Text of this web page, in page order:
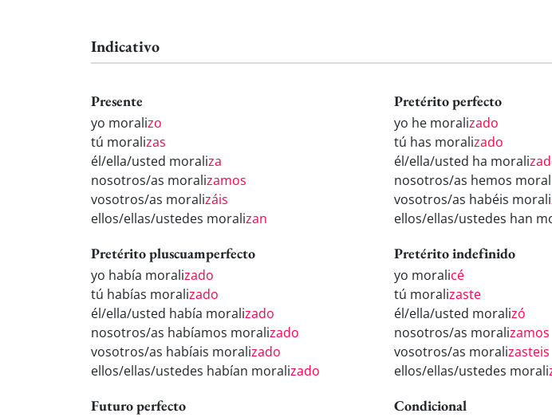
Indicativo
Presente
yo moralizo
tú moralizas
él/ella/usted moraliza
nosotros/as moralizamos
vosotros/as moralizáis
ellos/ellas/ustedes moralizan
Pretérito perfecto
yo he moralizado
tú has moralizado
él/ella/usted ha morali
nosotros/as hemos
vosotros/as habéis morali
ellos/ellas/ustedes han
Pretérito pluscuamperfecto
yo había moralizado
tú habías moralizado
él/ella/usted había moralizado
nosotros/as habíamos moralizado
vosotros/as habíais moralizado
ellos/ellas/ustedes habían moralizado
Pretérito indefinido
yo moralicé
tú moralizaste
él/ella/usted moralizó
nosotros/as moralizamos
vosotros/as moralizasteis
ellos/ellas/ustedes morali
Futuro perfecto Condicional